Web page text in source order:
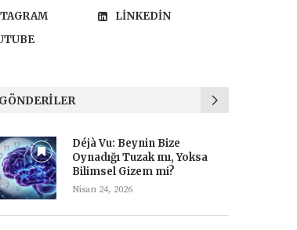
LINKEDIN
Déjà Vu: Beynin Bize
Oynadığı Tuzak mı, Yoksa
Bilimsel Gizem mi?
Nisan 24, 2026